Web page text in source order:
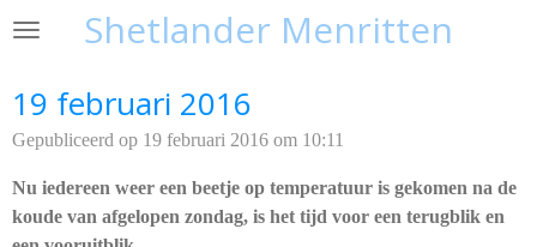
Ga
de
hoofdinhoud
Shetlander Menritten
19 februari 2016
Gepubliceerd op 19 februari 2016 om 10:11
Nu iedereen weer een beetje op temperatuur is gekomen na de
koude van afgelopen zondag, is het tijd voor een terugblik en